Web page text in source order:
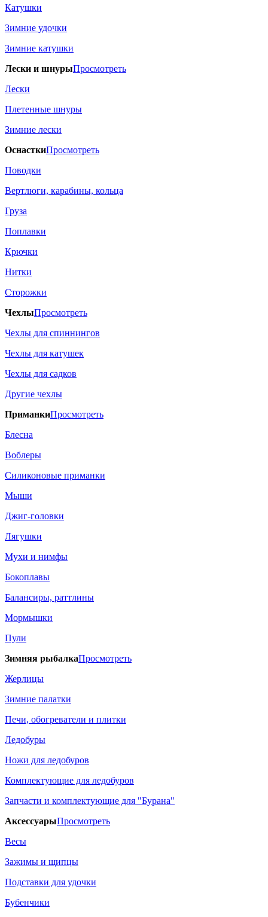
Катушки
Зимние удочки
Зимние катушки
Лески и шнурыПросмотреть
Лески
Плетенные шнуры
Зимние лески
ОснасткиПросмотреть
Поводки
Вертлюги, карабины, кольца
Груза
Поплавки
Крючки
Нитки
Сторожки
ЧехлыПросмотреть
Чехлы для спиннингов
Чехлы для катушек
Чехлы для садков
Другие чехлы
ПриманкиПросмотреть
Блесна
Воблеры
Силиконовые приманки
Мыши
Джиг-головки
Лягушки
Мухи и нимфы
Бокоплавы
Балансиры, раттлины
Мормышки
Пули
Зимняя рыбалкаПросмотреть
Жерлицы
Зимние палатки
Печи, обогреватели и плитки
Ледобуры
Ножи для ледобуров
Комплектующие для ледобуров
Запчасти и комплектующие для "Бурана"
АксессуарыПросмотреть
Весы
Зажимы и щипцы
Подставки для удочки
Бубенчики